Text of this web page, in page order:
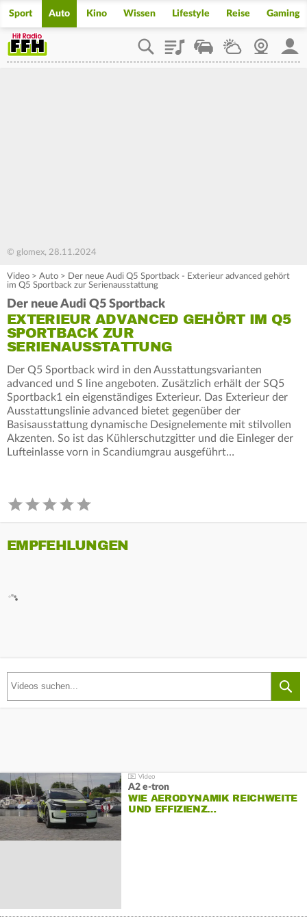
Sport Auto Kino Wissen Lifestyle Reise Gaming
PlaylistStaupilotWetterWebcam
© glomex, 28.11.2024
Video > Auto > Der neue Audi Q5 Sportback - Exterieur advanced gehört
im Q5 Sportback zur Serienausstattung
Der neue Audi Q5 Sportback
EXTERIEUR ADVANCED GEHÖRT IM Q5
SPORTBACK ZUR
SERIENAUSSTATTUNG
Der Q5 Sportback wird in den Ausstattungsvarianten
advanced und S line angeboten. Zusätzlich erhält der SQ5
Sportback1 ein eigenständiges Exterieur. Das Exterieur der
Ausstattungslinie advanced bietet gegenüber der
Basisausstattung dynamische Designelemente mit stilvollen
Akzenten. So ist das Kühlerschutzgitter und die Einleger der
Lufteinlasse vorn in Scandiumgrau ausgeführt…
EMPFEHLUNGEN
A2 e-tron
WIE AERODYNAMIK REICHWEITE
UND EFFIZIENZ…